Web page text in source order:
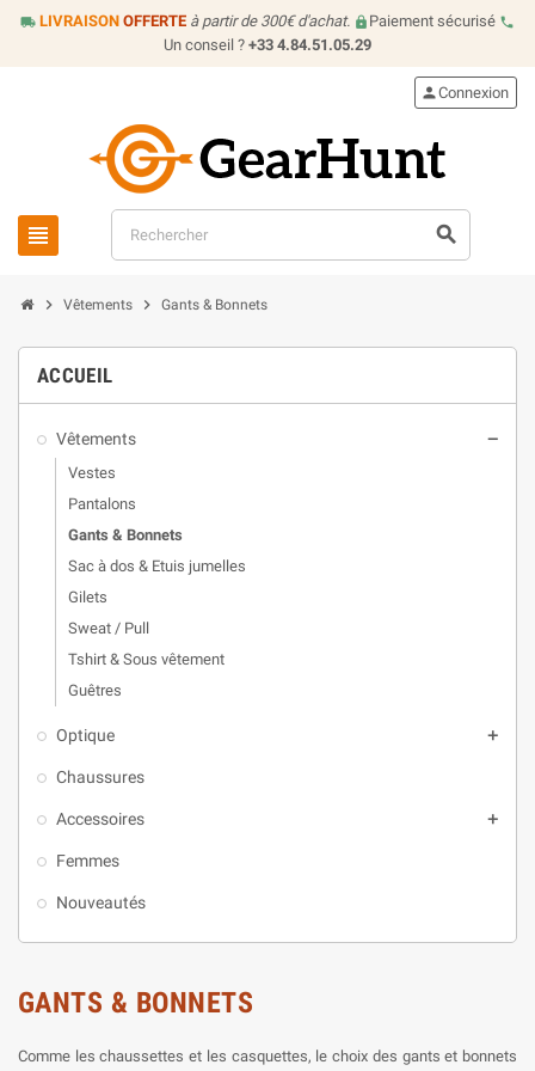
local_shipping LIVRAISON OFFERTE à partir de 300€ d'achat. lock Paiement sécurisé call
Un conseil ? +33 4.84.51.05.29
view_headline search
personConnexion
chevron_right Vêtements chevron_right Gants & Bonnets
ACCUEIL
Vêtements remove
Vestes
Pantalons
Gants & Bonnets
Sac à dos & Etuis jumelles
Gilets
Sweat / Pull
Tshirt & Sous vêtement
Guêtres
Optique add
Chaussures
Accessoires add
Femmes
Nouveautés
GANTS & BONNETS
Comme les chaussettes et les casquettes, le choix des gants et bonnets